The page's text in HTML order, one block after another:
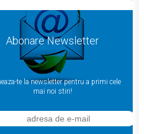
Abonare Newsletter
te la newsletter pentru a primi cele
mai noi stiri!